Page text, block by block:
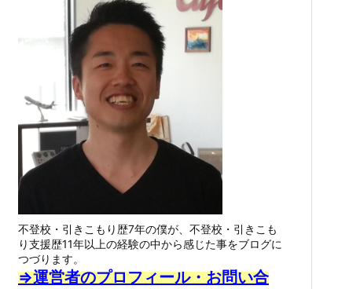
不登校・引きこもり歴7年の僕が、不登校・引きこも
り支援歴11年以上の経験の中から感じた事をブログに
つづります。
⇒運営者のプロフィール・お問い合